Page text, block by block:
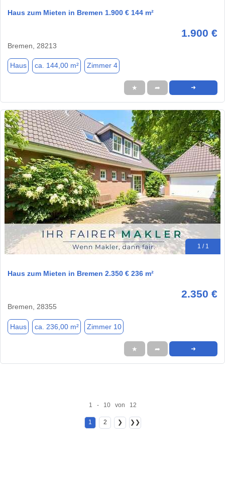
Haus zum Mieten in Bremen 1.900 € 144 m²
1.900 €
Bremen, 28213
Haus ca. 144,00 m² Zimmer 4
★ ➦ ➜
1 / 1
Haus zum Mieten in Bremen 2.350 € 236 m²
2.350 €
Bremen, 28355
Haus ca. 236,00 m² Zimmer 10
★ ➦ ➜
1 - 10 von 12
1 2 ❯ ❯❯